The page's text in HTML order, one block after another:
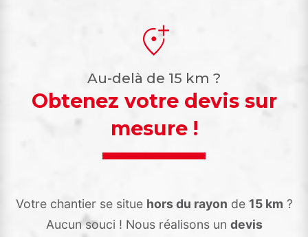
add_location_alt
Au-delà de 15 km ?
Obtenez votre devis sur
mesure !
Votre chantier se situe hors du rayon de 15 km ?
Aucun souci ! Nous réalisons un devis